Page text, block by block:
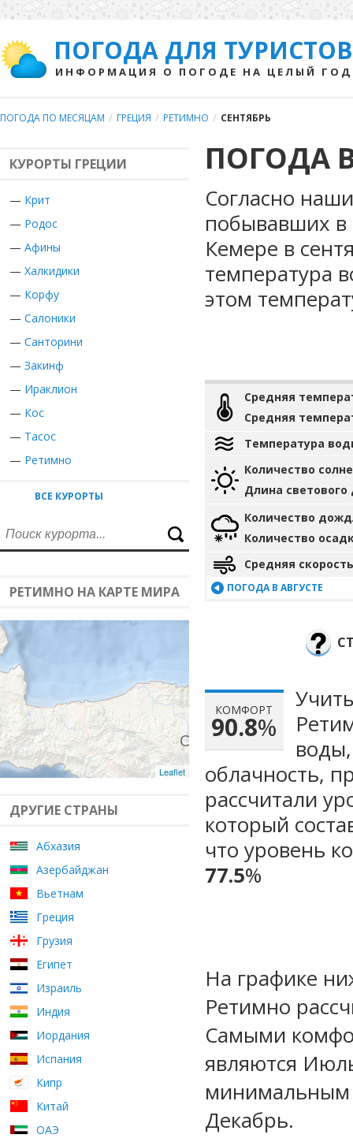
ПОГОДА ДЛЯ ТУРИСТОВ
ИНФОРМАЦИЯ О ПОГОДЕ НА ЦЕЛЫЙ ГОД
ПОГОДА ПО МЕСЯЦАМ / ГРЕЦИЯ / РЕТИМНО / СЕНТЯБРЬ
КУРОРТЫ ГРЕЦИИ
— Крит
— Родос
— Афины
— Халкидики
— Корфу
— Салоники
— Санторини
— Закинф
— Ираклион
— Кос
— Тасос
— Ретимно
ВСЕ КУРОРТЫ
РЕТИМНО НА КАРТЕ МИРА
Leaflet
ДРУГИЕ СТРАНЫ
Абхазия
Азербайджан
Вьетнам
Греция
Грузия
Египет
Израиль
Индия
Иордания
Испания
Кипр
Китай
ОАЭ
ПОГОДА
Согласно
побывавших в
Кемере в
температура
этом
Средняя
Средняя
Температура
Количество
Длина светового
Количество
Количество
Средняя
ПОГОДА В АВГУСТЕ
КОМФОРТ
90.8%
облачность,
рассчитали
который
что уровень
77.5%
На графике
Ретимно
Самыми
являются
минимальным
Декабрь.